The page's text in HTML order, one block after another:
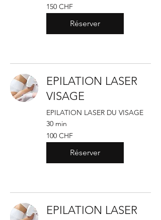
150
francs
suisses
150 CHF
Réserver
EPILATION LASER
VISAGE
EPILATION LASER DU VISAGE
30 min
100
francs
suisses
100 CHF
Réserver
EPILATION LASER